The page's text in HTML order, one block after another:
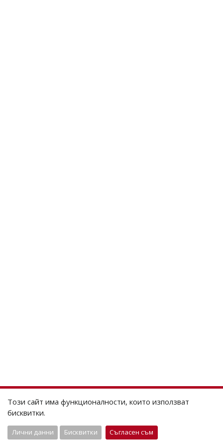
Този сайт има функционалности, които използват
бисквитки.
Лични данни Бисквитки Съгласен съм